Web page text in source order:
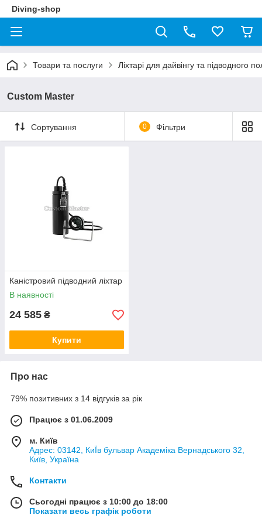
Diving-shop
Товари та послуги Ліхтарі для дайвінгу та підводного
Custom Master
Сортування 0 Фільтри
Каністровий підводний ліхтар
В наявності
24 585 ₴
Купити
Про нас
79% позитивних з 14 відгуків за рік
Працює з 01.06.2009
м. Київ
Адрес: 03142, КиЇв бульвар Академіка Вернадського 32,
Київ, Україна
Контакти
Сьогодні працює з 10:00 до 18:00
Показати весь графік роботи